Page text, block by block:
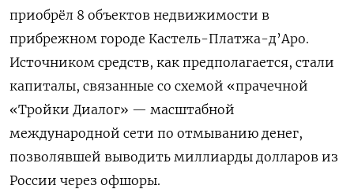
приобрёл 8 объектов недвижимости в
прибрежном городе Кастель-Платжа-д’Аро.
Источником средств, как предполагается, стали
капиталы, связанные со схемой «прачечной
«Тройки Диалог» — масштабной
международной сети по отмыванию денег,
позволявшей выводить миллиарды долларов из
России через офшоры.